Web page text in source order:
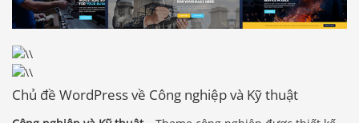
Chủ đề WordPress về Công nghiệp và Kỹ thuật